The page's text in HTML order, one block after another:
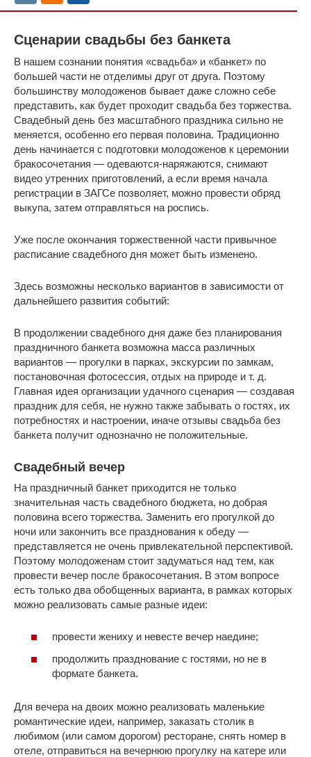
Сценарии свадьбы без банкета
В нашем сознании понятия «свадьба» и «банкет» по
большей части не отделимы друг от друга. Поэтому
большинству молодоженов бывает даже сложно себе
представить, как будет проходит свадьба без торжества.
Свадебный день без масштабного праздника сильно не
меняется, особенно его первая половина. Традиционно
день начинается с подготовки молодоженов к церемонии
бракосочетания — одеваются-наряжаются, снимают
видео утренних приготовлений, а если время начала
регистрации в ЗАГСе позволяет, можно провести обряд
выкупа, затем отправляться на роспись.
Уже после окончания торжественной части привычное
расписание свадебного дня может быть изменено.
Здесь возможны несколько вариантов в зависимости от
дальнейшего развития событий:
В продолжении свадебного дня даже без планирования
праздничного банкета возможна масса различных
вариантов — прогулки в парках, экскурсии по замкам,
постановочная фотосессия, отдых на природе и т. д.
Главная идея организации удачного сценария — создавая
праздник для себя, не нужно также забывать о гостях, их
потребностях и настроении, иначе отзывы свадьба без
банкета получит однозначно не положительные.
Свадебный вечер
На праздничный банкет приходится не только
значительная часть свадебного бюджета, но добрая
половина всего торжества. Заменить его прогулкой до
ночи или закончить все празднования к обеду —
представляется не очень привлекательной перспективой.
Поэтому молодоженам стоит задуматься над тем, как
провести вечер после бракосочетания. В этом вопросе
есть только два обобщенных варианта, в рамках которых
можно реализовать самые разные идеи:
провести жениху и невесте вечер наедине;
продолжить празднование с гостями, но не в
формате банкета.
Для вечера на двоих можно реализовать маленькие
романтические идеи, например, заказать столик в
любимом (или самом дорогом) ресторане, снять номер в
отеле, отправиться на вечернюю прогулку на катере или